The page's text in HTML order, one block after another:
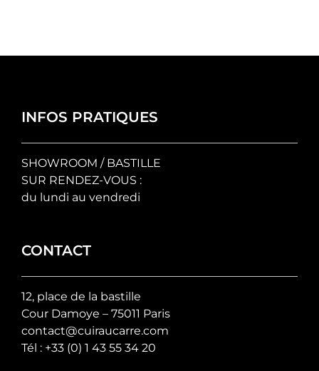
INFOS PRATIQUES
SHOWROOM / BASTILLE
SUR RENDEZ-VOUS :
du lundi au vendredi
CONTACT
12, place de la bastille
Cour Damoye – 75011 Paris
contact@cuiraucarre.com
Tél : +33 (0) 1 43 55 34 20